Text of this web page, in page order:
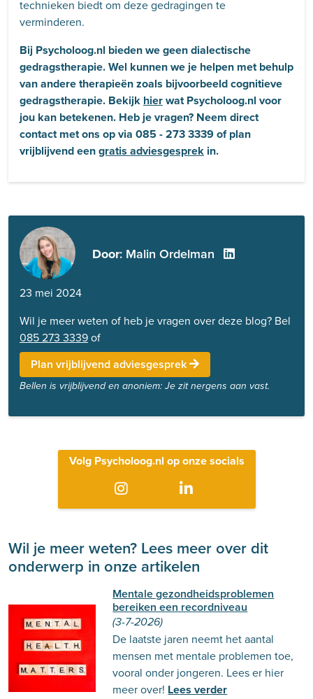
technieken biedt om deze gedragingen te
verminderen.
Bij Psycholoog.nl bieden wegeendialectische
gedragstherapie. Wel kunnen we je helpen met behulp
van andere therapieën zoals bijvoorbeeld cognitieve
gedragstherapie. Bekijk hierwat Psycholoog.nl voor
jou kan betekenen. Heb je vragen? Neem direct
contact met ons op via 085 - 273 3339 of plan
vrijblijvend eengratis adviesgesprek in.
Door: Malin Ordelman
23 mei 2024
Wil je meer weten of heb je vragen over deze blog? Bel
085 273 3339of
Plan vrijblijvend adviesgesprek
Bellen is vrijblijvend en anoniem: Je zit nergens aan vast.
Volg Psycholoog.nl op onze socials
Wil je meer weten? Lees meer over dit
onderwerp in onze artikelen
Mentale gezondheidsproblemen
bereiken een recordniveau
(3-7-2026)
De laatste jaren neemt het aantal
mensen met mentale problemen toe,
vooral onder jongeren. Lees er hier
meer over! Lees verder